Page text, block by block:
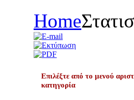
Home
Eπιλέξτε από το μενού
κατηγορία